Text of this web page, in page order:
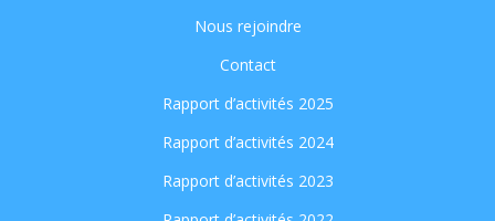
Nous rejoindre
Contact
Rapport d’activités 2025
Rapport d’activités 2024
Rapport d’activités 2023